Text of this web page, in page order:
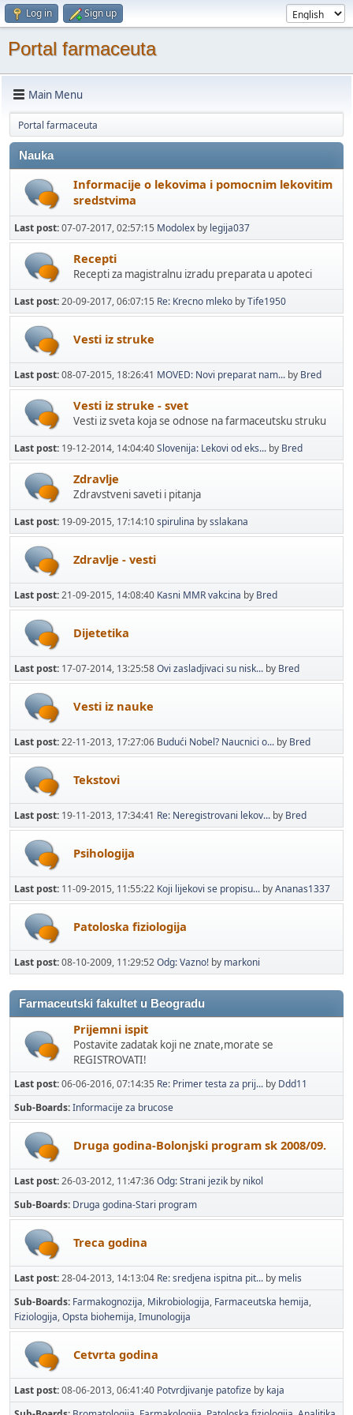
Log in Sign up
Portal farmaceuta
Main Menu
Portal farmaceuta
Nauka
Informacije o lekovima i pomocnim lekovitim
sredstvima
Last post:07-07-2017, 02:57:15 Modolex by legija037
Recepti
Recepti za magistralnu izradu preparata u apoteci
Last post:20-09-2017, 06:07:15 Re: Krecno mleko byTife1950
Vesti iz struke
Last post:08-07-2015, 18:26:41 MOVED: Novi preparat nam... by Bred
Vesti iz struke - svet
Vesti iz sveta koja se odnose na farmaceutsku struku
Last post: 19-12-2014, 14:04:40Slovenija: Lekovi od eks... by Bred
Zdravlje
Zdravstveni saveti i pitanja
Last post: 19-09-2015, 17:14:10spirulina bysslakana
Zdravlje - vesti
Last post:21-09-2015, 14:08:40 Kasni MMR vakcina by Bred
Dijetetika
Last post: 17-07-2014, 13:25:58Ovi zasladjivaci su nisk... by Bred
Vesti iz nauke
Last post:22-11-2013, 17:27:06 Budući Nobel? Naucnici o... by Bred
Tekstovi
Last post: 19-11-2013, 17:34:41 Re: Neregistrovani lekov... by Bred
Psihologija
Last post: 11-09-2015, 11:55:22 Koji lijekovi se propisu... byAnanas1337
Patoloska fiziologija
Last post:08-10-2009, 11:29:52Odg: Vazno! by markoni
Farmaceutski fakultet u Beogradu
Prijemni ispit
Postavite zadatak koji ne znate,morate se
REGISTROVATI!
Last post:06-06-2016, 07:14:35 Re: Primer testa za prij... by Ddd11
Sub-Boards Informacije za brucose
Druga godina-Bolonjski program sk 2008/09.
Last post:26-03-2012, 11:47:36Odg: Strani jezik by nikol
Sub-Boards Druga godina-Stari program
Treca godina
Last post:28-04-2013, 14:13:04 Re: sredjena ispitna pit... by melis
Sub-Boards Farmakognozija Mikrobiologija Farmaceutska hemija
Fiziologija Opsta biohemija Imunologija
Cetvrta godina
Last post:08-06-2013, 06:41:40 Potvrdjivanje patofize by kaja